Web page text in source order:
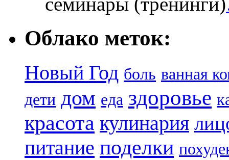
Облако меток:
Новый Год боль ванная
дети дом еда здоровье
красота кулинария
питание поделки